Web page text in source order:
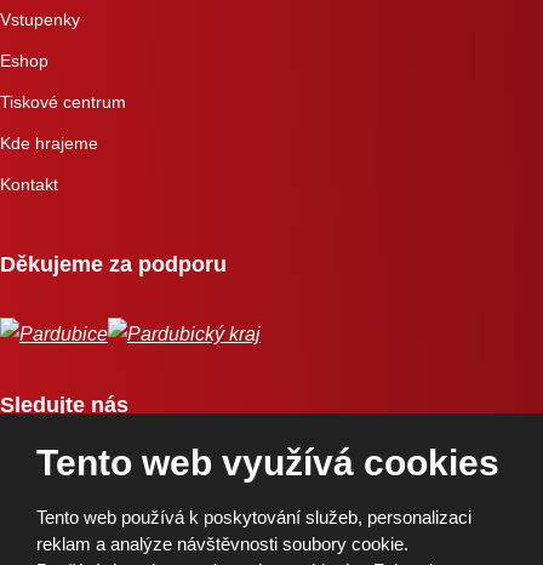
Vstupenky
Eshop
Tiskové centrum
Kde hrajeme
Kontakt
Děkujeme za podporu
Sledujte nás
Tento web využívá cookies
Tento web používá k poskytování služeb, personalizaci
reklam a analýze návštěvnosti soubory cookie.